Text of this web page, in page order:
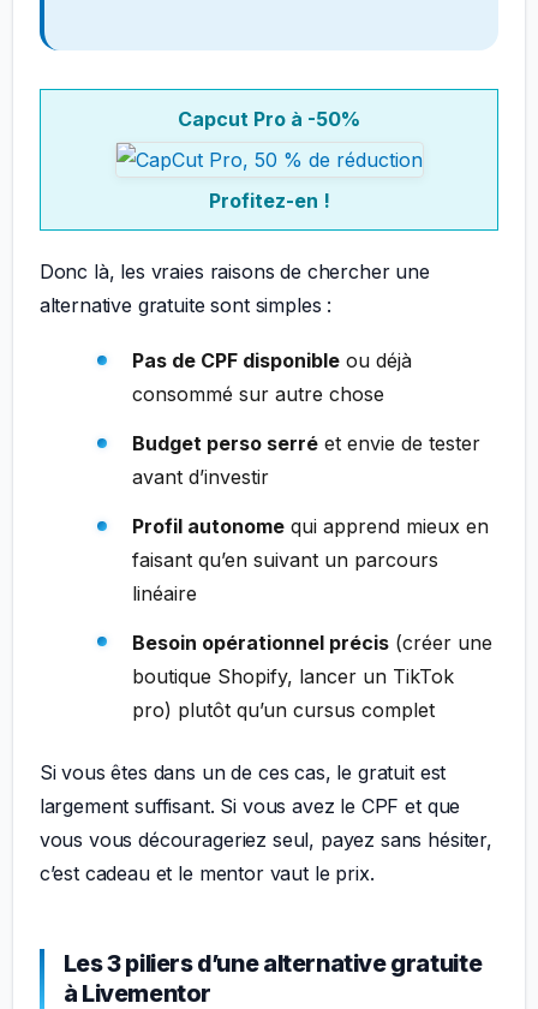
Capcut Pro à -50%
Profitez-en !
Donc là, les vraies raisons de chercher une
alternative gratuite sont simples :
Pas de CPF disponibleou déjà
consommé sur autre chose
Budget perso serréet envie de tester
avant d’investir
Profil autonomequi apprend mieux en
faisant qu’en suivant un parcours
linéaire
Besoin opérationnel précis(créer une
boutique Shopify, lancer un TikTok
pro) plutôt qu’un cursus complet
Si vous êtes dans un de ces cas, le gratuit est
largement suffisant. Si vous avez le CPF et que
vous vous décourageriez seul, payez sans hésiter,
c’est cadeau et le mentor vaut le prix.
Les 3 piliers d’une alternative gratuite
à Livementor